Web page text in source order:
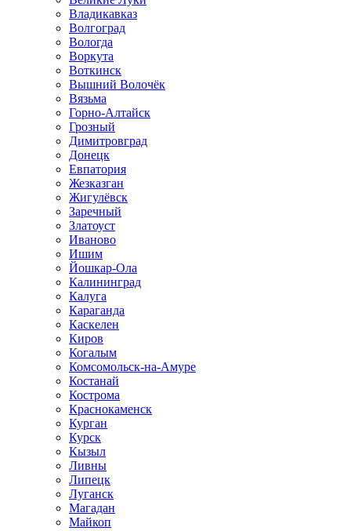
Владикавказ
Волгоград
Вологда
Воркута
Воткинск
Вышний Волочёк
Вязьма
Горно-Алтайск
Грозный
Димитровград
Донецк
Евпатория
Жезказган
Жигулёвск
Заречный
Златоуст
Иваново
Ишим
Йошкар-Ола
Калининград
Калуга
Караганда
Каскелен
Киров
Когалым
Комсомольск-на-Амуре
Костанай
Кострома
Краснокаменск
Курган
Курск
Кызыл
Ливны
Липецк
Луганск
Магадан
Майкоп